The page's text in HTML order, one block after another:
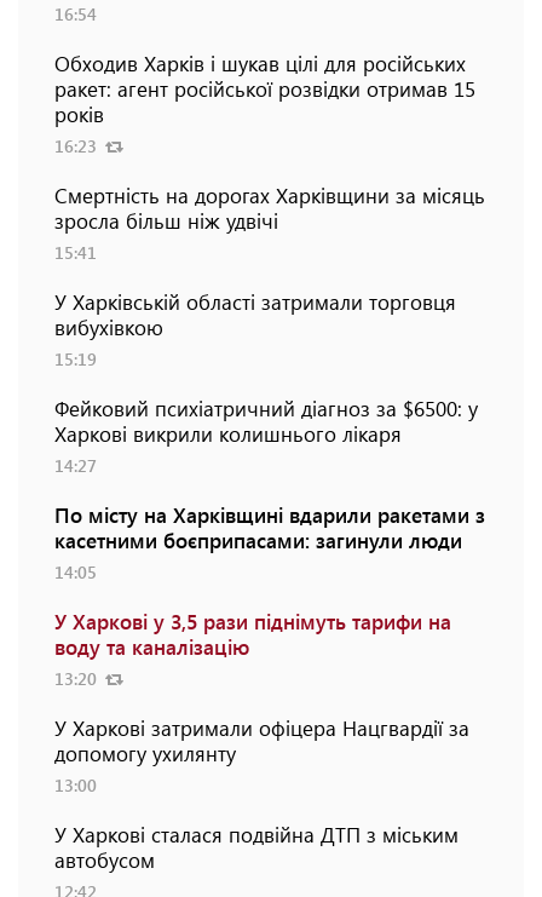
16:54
Обходив Харків і шукав цілі для російських
ракет: агент російської розвідки отримав 15
років
16:23
Смертність на дорогах Харківщини за місяць
зросла більш ніж удвічі
15:41
У Харківській області затримали торговця
вибухівкою
15:19
Фейковий психіатричний діагноз за $6500: у
Харкові викрили колишнього лікаря
14:27
По місту на Харківщині вдарили ракетами з
касетними боєприпасами: загинули люди
14:05
У Харкові у 3,5 рази піднімуть тарифи на
воду та каналізацію
13:20
У Харкові затримали офіцера Нацгвардії за
допомогу ухилянту
13:00
У Харкові сталася подвійна ДТП з міським
автобусом
12:42